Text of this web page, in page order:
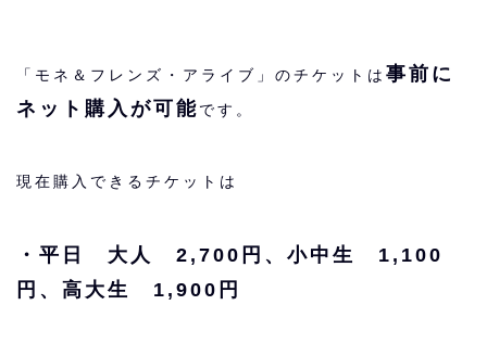
「モネ＆フレンズ・アライブ」のチケットは 事前に
ネット購入が可能です。
現在購入できるチケットは
・平日 大人 2,700円、小中生 1,100
円、高大生 1,900円